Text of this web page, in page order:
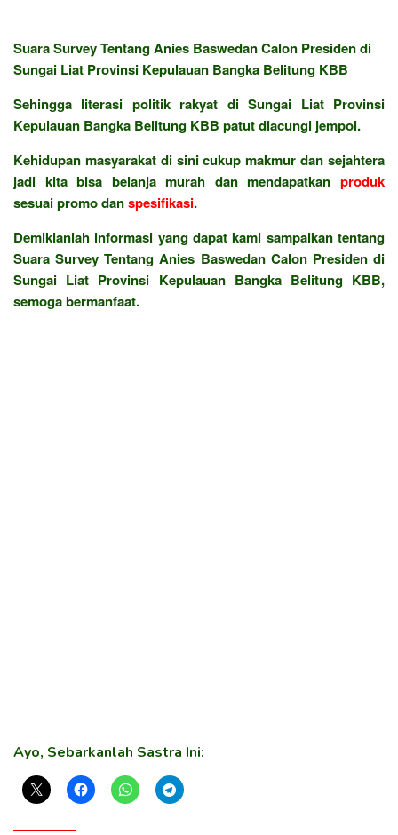
Suara Survey Tentang Anies Baswedan Calon Presiden di
Sungai Liat Provinsi Kepulauan Bangka Belitung KBB
Sehingga literasi politik rakyat di Sungai Liat Provinsi
Kepulauan Bangka Belitung KBB patut diacungi jempol.
Kehidupan masyarakat di sini cukup makmur dan sejahtera
jadi kita bisa belanja murah dan mendapatkan produk
sesuai promo danspesifikasi.
Demikianlah informasi yang dapat kami sampaikan tentang
Suara Survey Tentang Anies Baswedan Calon Presiden di
Sungai Liat Provinsi Kepulauan Bangka Belitung KBB,
semoga bermanfaat.
Ayo, Sebarkanlah Sastra Ini: